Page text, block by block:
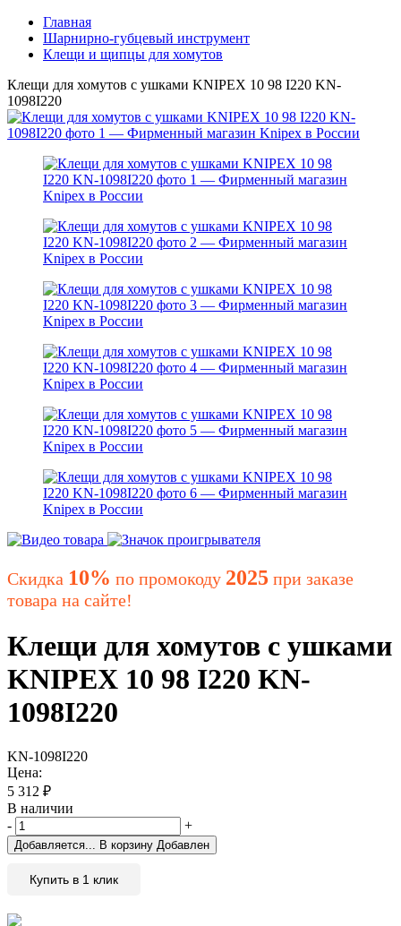
Главная
Шарнирно-губцевый инструмент
Клещи и щипцы для хомутов
Клещи для хомутов с ушками KNIPEX 10 98 I220 KN-
1098I220
Скидка 10% по промокоду 2025 при заказе
товара на сайте!
Клещи для хомутов с ушками
KNIPEX 10 98 I220 KN-
1098I220
KN-1098I220
Цена:
5 312 ₽
В наличии
-
+
Добавляется... В корзину Добавлен
Купить в 1 клик